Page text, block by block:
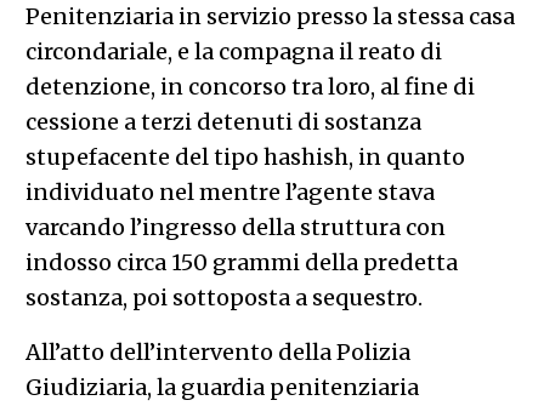
Penitenziaria in servizio presso la stessa casa
circondariale, e la compagna il reato di
detenzione, in concorso tra loro, al fine di
cessione a terzi detenuti di sostanza
stupefacente del tipo hashish, in quanto
individuato nel mentre l’agente stava
varcando l’ingresso della struttura con
indosso circa 150 grammi della predetta
sostanza, poi sottoposta a sequestro.
All’atto dell’intervento della Polizia
Giudiziaria, la guardia penitenziaria